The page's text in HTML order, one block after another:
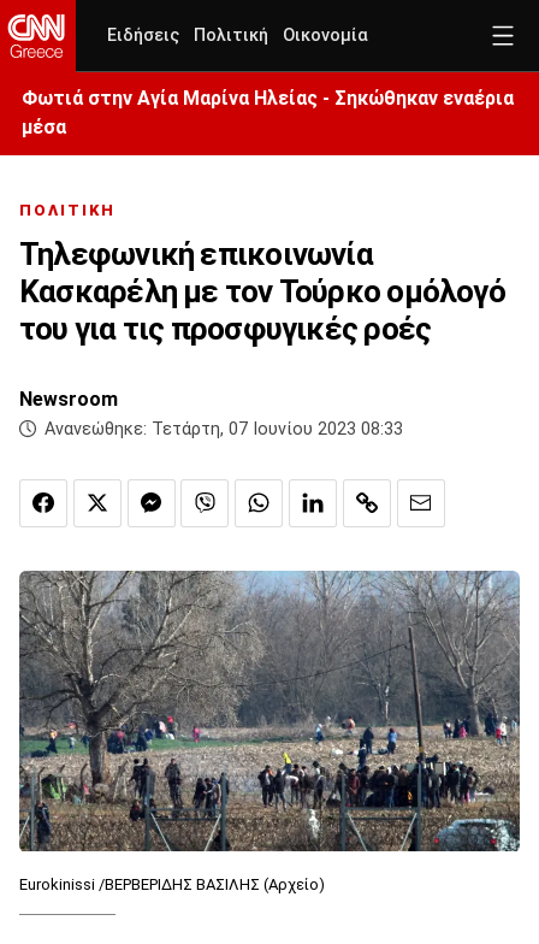
Ειδήσεις Πολιτική Οικονομία
Φωτιά στην Aγία Μαρίνα Ηλείας - Σηκώθηκαν εναέρια
μέσα
ΠΟΛΙΤΙΚΗ
Τηλεφωνική επικοινωνία
Κασκαρέλη με τον Τούρκο ομόλογό
του για τις προσφυγικές ροές
Newsroom
Ανανεώθηκε: Τετάρτη, 07 Ιουνίου 2023 08:33
Eurokinissi /ΒΕΡΒΕΡΙΔΗΣ ΒΑΣΙΛΗΣ (Αρχείο)